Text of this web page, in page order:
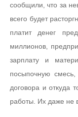
сообщили, что за
всего будет
платит денег
миллионов,
зарплату и
посыпочную
договора и откуда
работы. Их даже не